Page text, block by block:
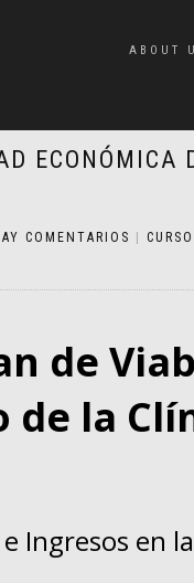
ABOUT
ECONÓMICA
COMENTARIOS
de
de la
Ingresos en